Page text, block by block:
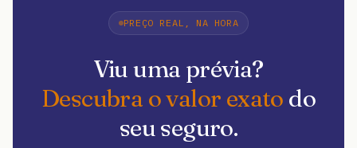
PREÇO REAL, NA HORA
Viu uma prévia?
Descubra o valor exato do
seu seguro.